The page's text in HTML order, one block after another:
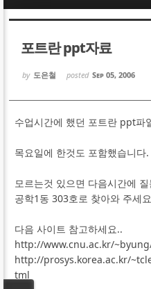
포트란 ppt자료
by 도은철 posted Sep 05, 2006
수업시간에 했던 포트란 ppt파
목요일에 한것도 포함했습니다.
모르는것 있으면 다음시간에
공학1동 303호로 찾아와 주세
다음 사이트 참고하세요..
http://www.cnu.ac.kr/
http://prosys.korea.ac.kr/
tml
Sketchbook5,
Sketchbook5,
Sketchbook5,
Sketchbook5,